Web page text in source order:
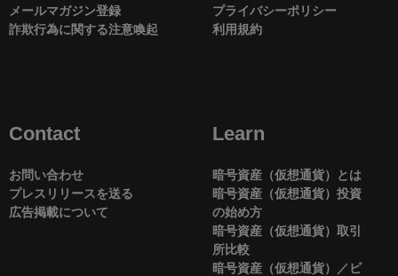
メールマガジン登録
詐欺行為に関する注意喚起
プライバシーポリシー
利用規約
Contact
お問い合わせ
プレスリリースを送る
広告掲載について
Learn
暗号資産（仮想通貨）とは
暗号資産（仮想通貨）投資
の始め方
暗号資産（仮想通貨）取引
所比較
暗号資産（仮想通貨）／ビ